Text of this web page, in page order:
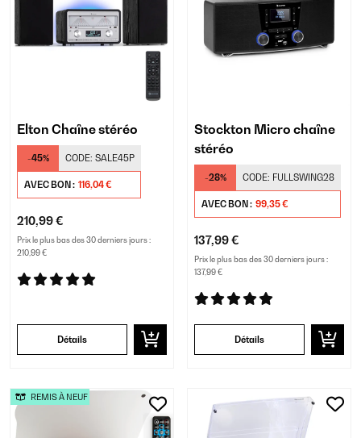
Elton Chaîne stéréo
-45% CODE: SALE45P
AVEC BON : 116,04 €
210,99 €
Prix le plus bas des 30 derniers jours :
210,99 €
Détails
Stockton Micro chaîne
stéréo
-28% CODE: FULLSWING28
AVEC BON : 99,35 €
137,99 €
Prix le plus bas des 30 derniers jours :
137,99 €
Détails
REMIS À NEUF